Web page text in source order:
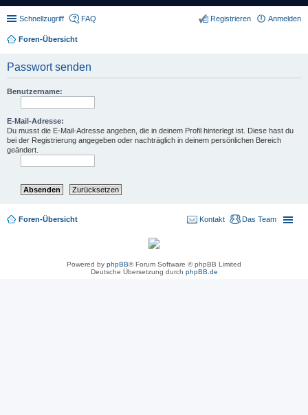
Schnellzugriff FAQ Anmelden
Registrieren
Foren-Übersicht
Passwort senden
Benutzername:
E-Mail-Adresse:
Du musst die E-Mail-Adresse angeben, die in deinem Profil hinterlegt ist. Diese hast du
bei der Registrierung angegeben oder nachträglich in deinem persönlichen Bereich
geändert.
Foren-Übersicht Das Team
Kontakt
Powered by phpBB® Forum Software © phpBB Limited
Deutsche Übersetzung durch phpBB.de